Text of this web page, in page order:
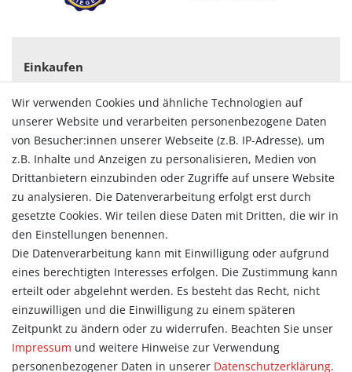
Einkaufen
Versandarten & -kosten
Widerrufsrecht
Vertrag widerrufen
Konto
Login
Registrieren
Warenkorb
Zur Kasse
Allgemein
Kontakt
Datenschutzerklärung
AGB
Impressum
Wir verwenden Cookies und ähnliche Technologien auf
unserer Website und verarbeiten personenbezogene Daten
von Besucher:innen unserer Webseite (z.B. IP-Adresse), um
z.B. Inhalte und Anzeigen zu personalisieren, Medien von
Drittanbietern einzubinden oder Zugriffe auf unsere Website
zu analysieren. Die Datenverarbeitung erfolgt erst durch
gesetzte Cookies. Wir teilen diese Daten mit Dritten, die wir in
den Einstellungen benennen.
Die Datenverarbeitung kann mit Einwilligung oder aufgrund
eines berechtigten Interesses erfolgen. Die Zustimmung kann
erteilt oder abgelehnt werden. Es besteht das Recht, nicht
einzuwilligen und die Einwilligung zu einem späteren
Zeitpunkt zu ändern oder zu widerrufen. Beachten Sie unser
Impressum und weitere Hinweise zur Verwendung
personenbezogener Daten in unserer Daten­schutz­erklärung.